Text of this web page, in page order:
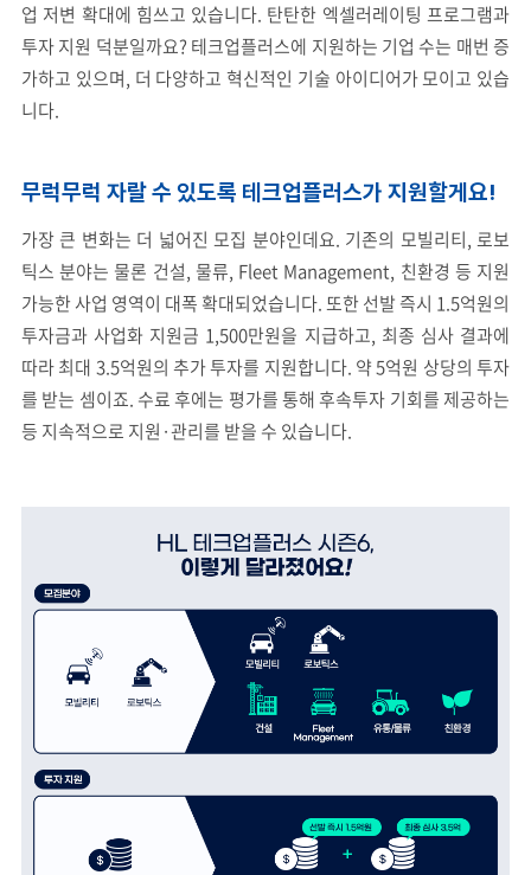
업 저변 확대에 힘쓰고 있습니다. 탄탄한 엑셀러레이팅 프로그램과
투자 지원 덕분일까요? 테크업플러스에 지원하는 기업 수는 매번 증
가하고 있으며, 더 다양하고 혁신적인 기술 아이디어가 모이고 있습
니다.
무럭무럭 자랄 수 있도록 테크업플러스가 지원할게요!
가장 큰 변화는 더 넓어진 모집 분야인데요. 기존의 모빌리티, 로보
틱스 분야는 물론 건설, 물류, Fleet Management, 친환경 등 지원
가능한 사업 영역이 대폭 확대되었습니다. 또한 선발 즉시 1.5억원의
투자금과 사업화 지원금 1,500만원을 지급하고, 최종 심사 결과에
따라 최대 3.5억원의 추가 투자를 지원합니다. 약 5억원 상당의 투자
를 받는 셈이죠. 수료 후에는 평가를 통해 후속투자 기회를 제공하는
등 지속적으로 지원·관리를 받을 수 있습니다.